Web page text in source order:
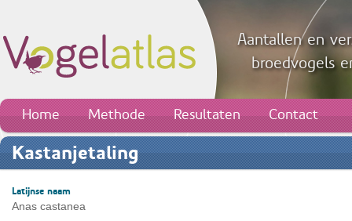
Aantallen en
broedvogels
Home Methode Resultaten Contact
Kastanjetaling
Latijnse naam
Anas castanea